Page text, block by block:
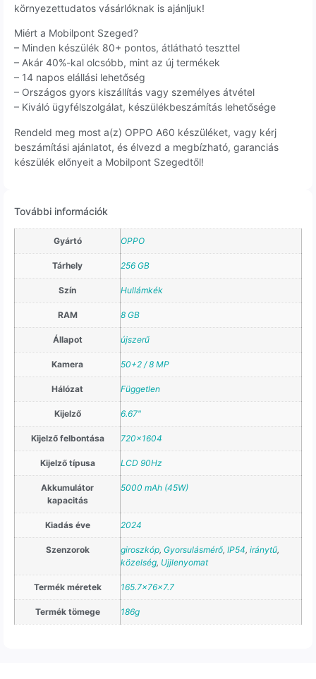
környezettudatos vásárlóknak is ajánljuk!
Miért a Mobilpont Szeged?
– Minden készülék 80+ pontos, átlátható teszttel
– Akár 40%-kal olcsóbb, mint az új termékek
– 14 napos elállási lehetőség
– Országos gyors kiszállítás vagy személyes átvétel
– Kiváló ügyfélszolgálat, készülékbeszámítás lehetősége
Rendeld meg most a(z) OPPO A60 készüléket, vagy kérj
beszámítási ajánlatot, és élvezd a megbízható, garanciás
készülék előnyeit a Mobilpont Szegedtől!
További információk
Gyártó OPPO
Tárhely 256 GB
Szín Hullámkék
RAM 8 GB
Állapot újszerű
Kamera 50+2 / 8 MP
Hálózat Független
Kijelző 6.67"
Kijelző felbontása 720×1604
Kijelző típusa LCD 90Hz
Akkumulátor
kapacitás
5000 mAh (45W)
Kiadás éve 2024
Szenzorok giroszkóp, Gyorsulásmérő, IP54, iránytű,
közelség, Ujjlenyomat
Termék méretek 165.7x76x7.7
Termék tömege 186g